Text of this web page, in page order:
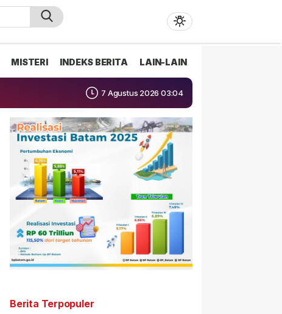
MISTERI INDEKS BERITA LAIN-LAIN
7 Agustus 2026 03:04
Berita Terpopuler